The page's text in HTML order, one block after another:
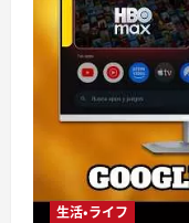
生活・ライフ